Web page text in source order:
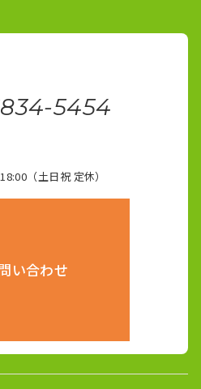
5454
（土日祝 定休）
い合わせ